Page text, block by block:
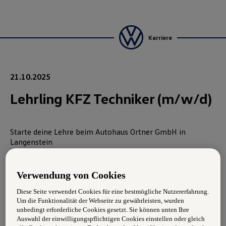
Karriere
21.10.2025
Lehrling KFZ Techniker (m/w/d)
Starte deine Lehre beim Autohaus Ortner GmbH in
Langenstein
Kraftfahrzeugtechniker/innen
Personenkraftwagentechnik mit Zusatzmodul
„Systemelektronik“ – Lehrlinge mit 4-jähriger
Ausbildungsdauer
Verwendung von Cookies
Diese Seite verwendet Cookies für eine bestmögliche Nutzererfahrung.
Um die Funktionalität der Webseite zu gewährleisten, wurden
unbedingt erforderliche Cookies gesetzt. Sie können unten Ihre
Auswahl der einwilligungspflichtigen Cookies einstellen oder gleich